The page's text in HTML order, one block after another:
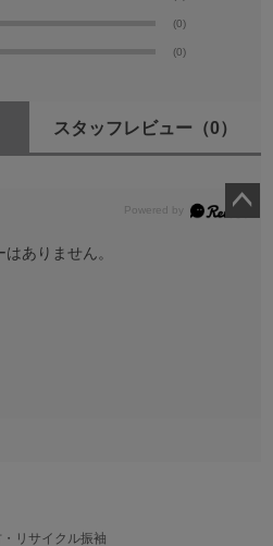
(0)
(0)
スタッフレビュー （0）
はありません。
リサイクル振袖